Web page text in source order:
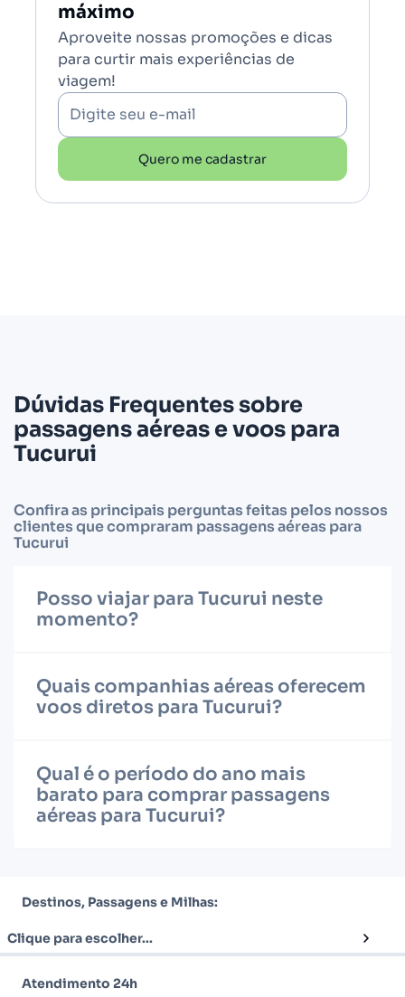
máximo
Aproveite nossas promoções e dicas
para curtir mais experiências de
viagem!
Digite seu e-mail
Quero me cadastrar
Dúvidas Frequentes sobre
passagens aéreas e voos para
Tucurui
Confira as principais perguntas feitas pelos nossos
clientes que compraram passagens aéreas para
Tucurui
Posso viajar para Tucurui neste
momento?
Quais companhias aéreas oferecem
voos diretos para Tucurui?
Qual é o período do ano mais
barato para comprar passagens
aéreas para Tucurui?
Destinos, Passagens e Milhas:
Clique para escolher...
Atendimento 24h